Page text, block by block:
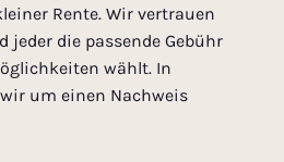
Rente. Wir vertrauen
jeder die passende Gebühr
wählt. In
um einen Nachweis